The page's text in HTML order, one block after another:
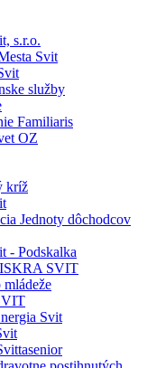
s.r.o.
Svit
služby
Familiaris
OZ
kríž
Jednoty dôchodcov
- Podskalka
SVIT
Svit